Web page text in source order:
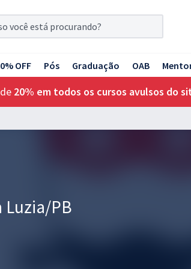
OFF Pós Graduação OAB
20% em todos os cursos avulsos do
Luzia/PB